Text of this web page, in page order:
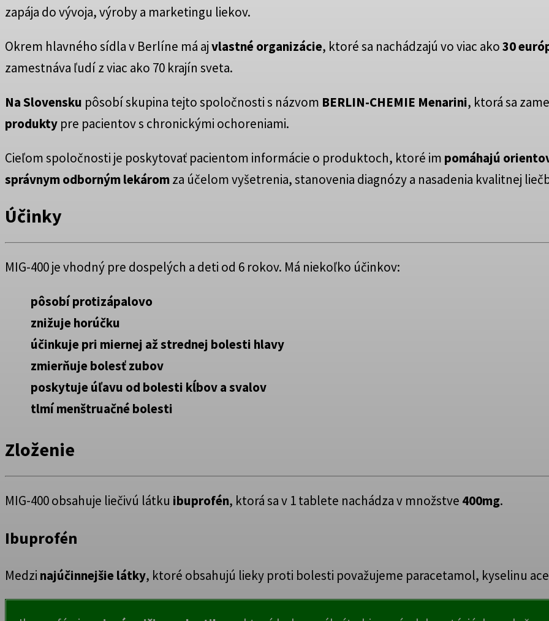
zapája do vývoja, výroby a marketingu liekov.
Okrem hlavného sídla v Berlíne má ajvlastné organizácie, ktoré sa nachádzajú vo viac ako30
zamestnáva ľudí z viac ako 70 krajín sveta.
Na Slovensku pôsobí skupina tejto spoločnosti s názvom BERLIN-CHEMIE Menarini, ktorá sa
produkty pre pacientov s chronickými ochoreniami.
Cieľom spoločnosti je poskytovať pacientom informácie o produktoch, ktoré im pomáhajú
správnym odborným lekáromza účelom vyšetrenia, stanovenia diagnózy a nasadenia kvalitnej
Účinky
MIG-400 je vhodný pre dospelých a deti od 6 rokov. Má niekoľko účinkov:
pôsobí protizápalovo
znižuje horúčku
účinkuje pri miernej až strednej bolesti hlavy
zmierňuje bolesť zubov
poskytuje úľavu od bolesti kĺbov a svalov
tlmí menštruačné bolesti
Zloženie
MIG-400 obsahuje liečivú látku ibuprofén, ktorá sa v 1 tablete nachádza v množstve 400mg.
Ibuprofén
Medzi najúčinnejšie látky, ktoré obsahujú lieky proti bolesti považujeme paracetamol, kyselinu